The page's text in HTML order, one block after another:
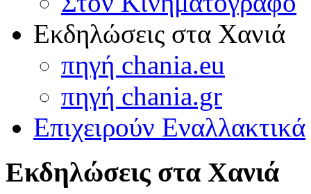
Εκδηλώσεις στα Χανιά
πηγή chania.eu
πηγή chania.gr
Επιχειρούν Εναλλακτικά
Εκδηλώσεις στα Χανιά